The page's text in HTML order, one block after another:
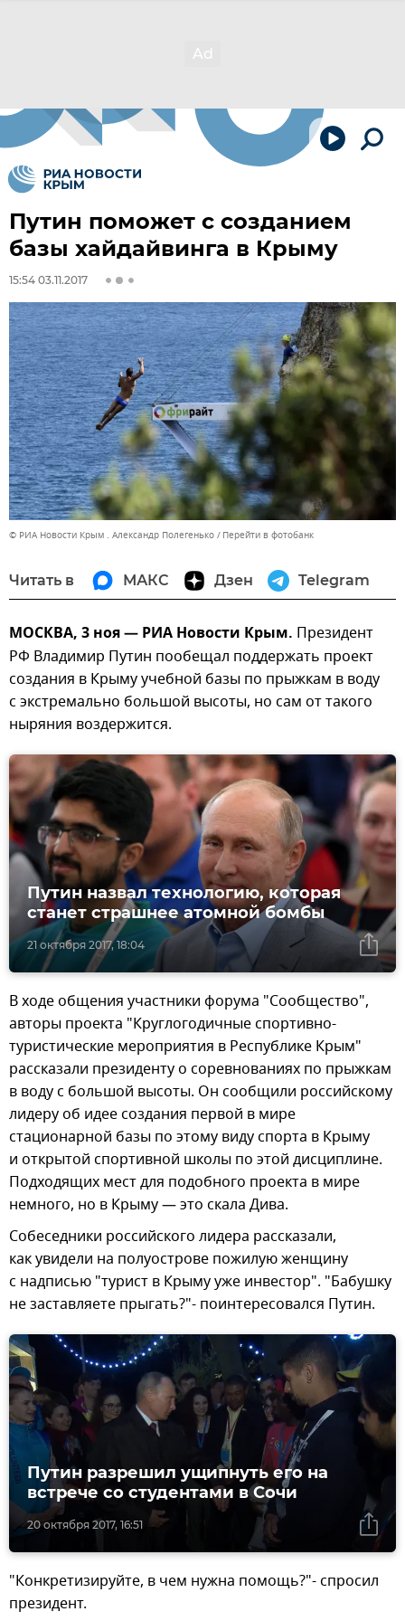
Путин поможет с созданием
базы хайдайвинга в Крыму
15:54 03.11.2017
© РИА Новости Крым . Александр Полегенько Перейти в фотобанк
Читать в МАКС Дзен Telegram
МОСКВА, 3 ноя — РИА Новости Крым. Президент
РФ Владимир Путин пообещал поддержать проект
создания в Крыму учебной базы по прыжкам в воду
с экстремально большой высоты, но сам от такого
ныряния воздержится.
21 октября 2017, 18:04
Путин назвал технологию, которая
станет страшнее атомной бомбы
В ходе общения участники форума "Сообщество",
авторы проекта "Круглогодичные спортивно-
туристические мероприятия в Республике Крым"
рассказали президенту о соревнованиях по прыжкам
в воду с большой высоты. Он сообщили российскому
лидеру об идее создания первой в мире
стационарной базы по этому виду спорта в Крыму
и открытой спортивной школы по этой дисциплине.
Подходящих мест для подобного проекта в мире
немного, но в Крыму — это скала Дива.
Собеседники российского лидера рассказали,
как увидели на полуострове пожилую женщину
с надписью "турист в Крыму уже инвестор". "Бабушку
не заставляете прыгать?"- поинтересовался Путин.
20 октября 2017, 16:51
Путин разрешил ущипнуть его на
встрече со студентами в Сочи
"Конкретизируйте, в чем нужна помощь?"- спросил
президент.